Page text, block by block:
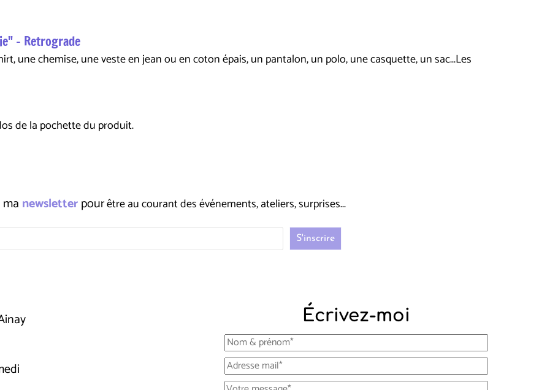
Écrivez-moi
newsletterpourêtre au courant des événements, ateliers, surprises...
- Retrograde
une chemise, une veste en jean ou en coton épais, un pantalon, un polo, une casquette, un sac...Les
de la pochette du produit.